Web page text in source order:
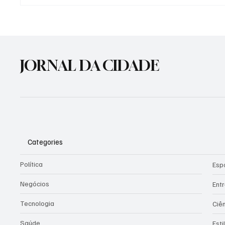
JORNAL DA CIDADE
Categories
Política
Negócios
Tecnologia
Saúde